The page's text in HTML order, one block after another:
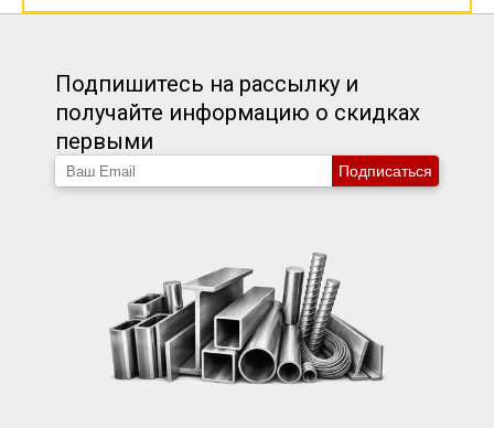
Подпишитесь на рассылку и
получайте информацию о скидках
первыми
Подписаться